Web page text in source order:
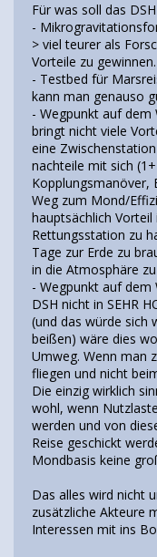
Für was soll das
-
> viel teurer als
Vorteile zu gewinnen.
- Testbed für
kann man genauso
- Wegpunkt auf
bringt nicht viele
eine
nachteile mit sich
Kopplungsmanöver,
Weg zum Mond/
hauptsächlich
Rettungsstation zu
Tage zur Erde zu
in die Atmosphäre
- Wegpunkt auf dem
DSH nicht in SEHR
(und das würde sich
beißen) wäre dies
Umweg. Wenn man
fliegen und nicht
Die einzig wirklich
wohl, wenn
werden und von
Reise geschickt
Mondbasis keine
Das alles wird nicht
zusätzliche Akteure
Interessen mit ins